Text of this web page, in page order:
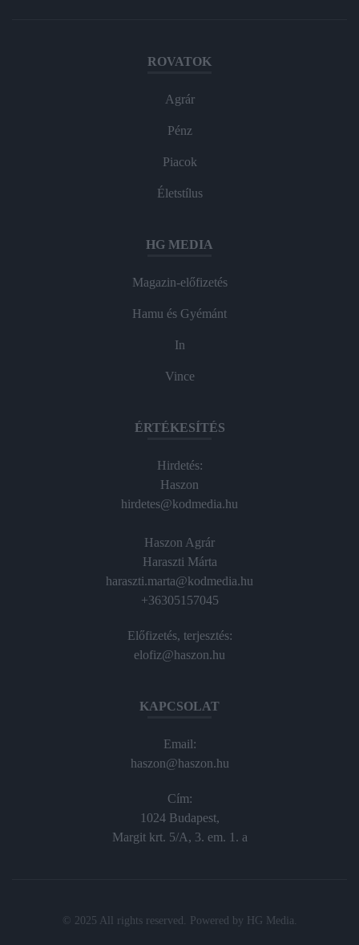
ROVATOK
Agrár
Pénz
Piacok
Életstílus
HG MEDIA
Magazin-előfizetés
Hamu és Gyémánt
In
Vince
ÉRTÉKESÍTÉS
Hirdetés:
Haszon
hirdetes@kodmedia.hu
Haszon Agrár
Haraszti Márta
haraszti.marta@kodmedia.hu
+36305157045
Előfizetés, terjesztés:
elofiz@haszon.hu
KAPCSOLAT
Email:
haszon@haszon.hu
Cím:
1024 Budapest,
Margit krt. 5/A, 3. em. 1. a
© 2025 All rights reserved. Powered by HG Media